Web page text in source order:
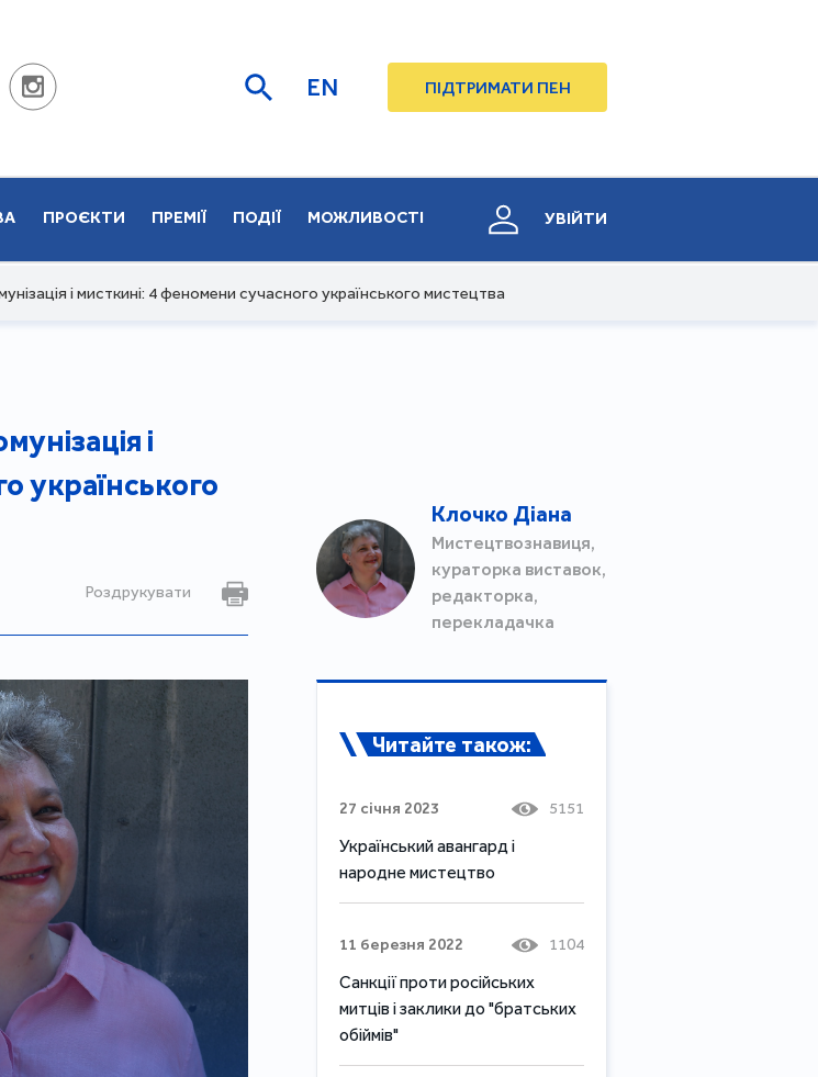
EN ПІДТРИМАТИ ПЕН
ПРОЄКТИ ПРЕМІЇ ПОДІЇ МОЖЛИВОСТІ УВІЙТИ
і мисткині: 4 феномени сучасного українського мистецтва
і
українського
Роздрукувати
Клочко Діана
Мистецтвознавиця,
кураторка виставок,
редакторка,
перекладачка
Читайте також:
27 січня 2023 5151
Український авангард і
народне мистецтво
11 березня 2022 1104
Санкції проти російських
митців і заклики до "братських
обіймів"